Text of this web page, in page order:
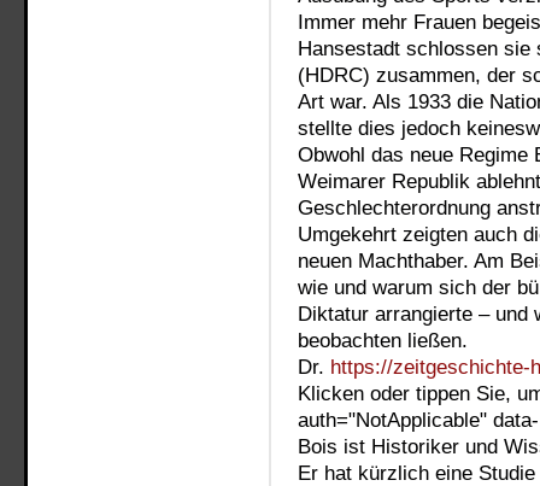
Immer mehr Frauen
Hansestadt schlossen sie
(HDRC) zusammen, der
Art war. Als 1933 die
stellte dies jedoch
Obwohl das neue Regime
Weimarer Republik
Geschlechterordnung
Umgekehrt zeigten auch
neuen Machthaber. Am
wie und warum sich der
Diktatur arrangierte – und
beobachten ließen.
Dr. https://zeitgeschichte-
Klicken oder tippen Sie,
auth="NotApplicable"
Bois ist Historiker und
Er hat kürzlich eine